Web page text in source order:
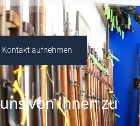
aufnehmen
von Ihnen zu